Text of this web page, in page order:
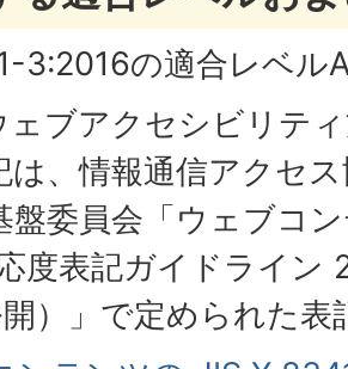
3:2016の適合レベル
ェブアクセシビリテ
は、情報通信アクセ
盤委員会「ウェブコ
度表記ガイドライン
）」で定められた表